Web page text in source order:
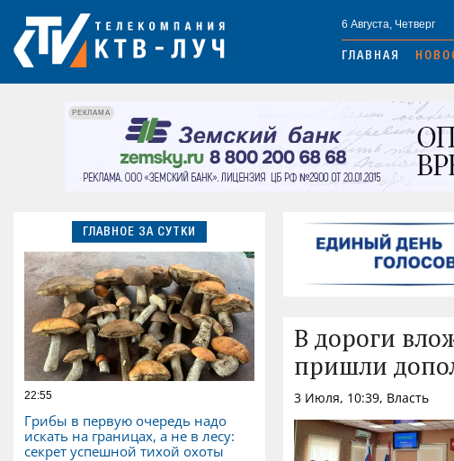
6 Августа, Четверг
ГЛАВНАЯ
РЕКЛАМА
ГЛАВНОЕ ЗА СУТКИ
22:55
Грибы в первую очередь надо
искать на границах, а не в лесу:
секрет успешной тихой охоты
В дороги
пришли
3 Июля, 10:39, Власть